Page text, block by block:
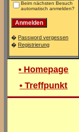
Beim nächsten Besuch
automatisch anmelden?
� Password vergessen
� Registrierung
• Homepage
• Treffpunkt